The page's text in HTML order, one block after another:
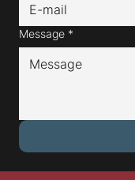
Message *